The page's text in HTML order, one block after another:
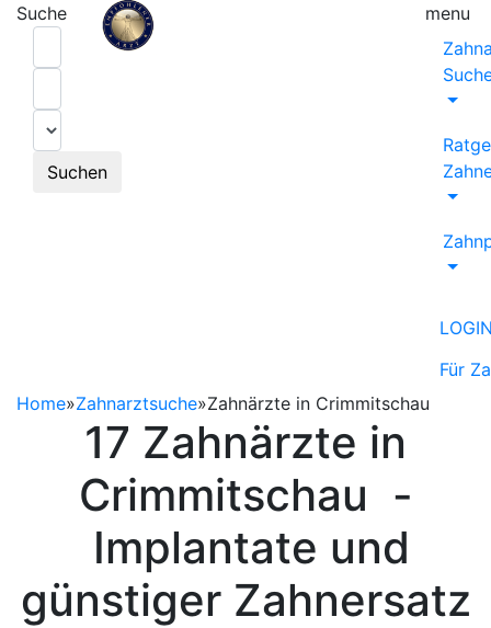
Suche
Suchen
menu
Für
Home»Zahnarztsuche»Zahnärzte in Crimmitschau
17 Zahnärzte in
Crimmitschau -
Implantate und
günstiger Zahnersatz